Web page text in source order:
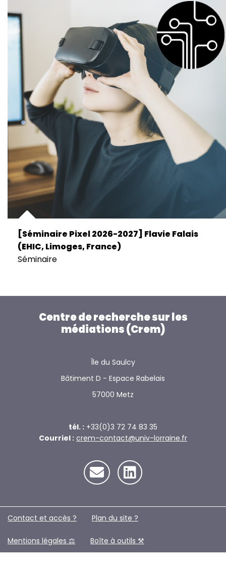
[Séminaire Pixel 2026-2027] Flavie Falais
(EHIC, Limoges, France)
Séminaire
Centre de recherche sur les
médiations (Crem)
Île du Saulcy
Bâtiment D - Espace Rabelais
57000 Metz
tél. : +33(0)3 72 74 83 35
Courriel : crem-contact@univ-lorraine.fr
Contact et accès ? Plan du site ?️
Mentions légales ⚖️ Boîte à outils ⚒️